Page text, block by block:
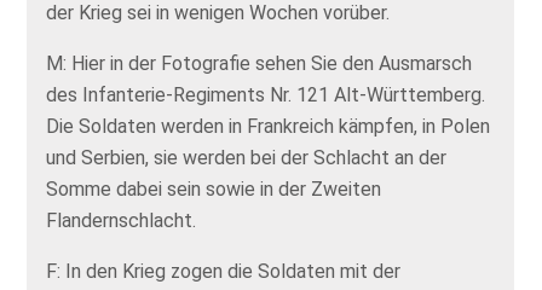
der Krieg sei in wenigen Wochen vorüber.
M: Hier in der Fotografie sehen Sie den Ausmarsch
des Infanterie-Regiments Nr. 121 Alt-Württemberg.
Die Soldaten werden in Frankreich kämpfen, in Polen
und Serbien, sie werden bei der Schlacht an der
Somme dabei sein sowie in der Zweiten
Flandernschlacht.
F: In den Krieg zogen die Soldaten mit der